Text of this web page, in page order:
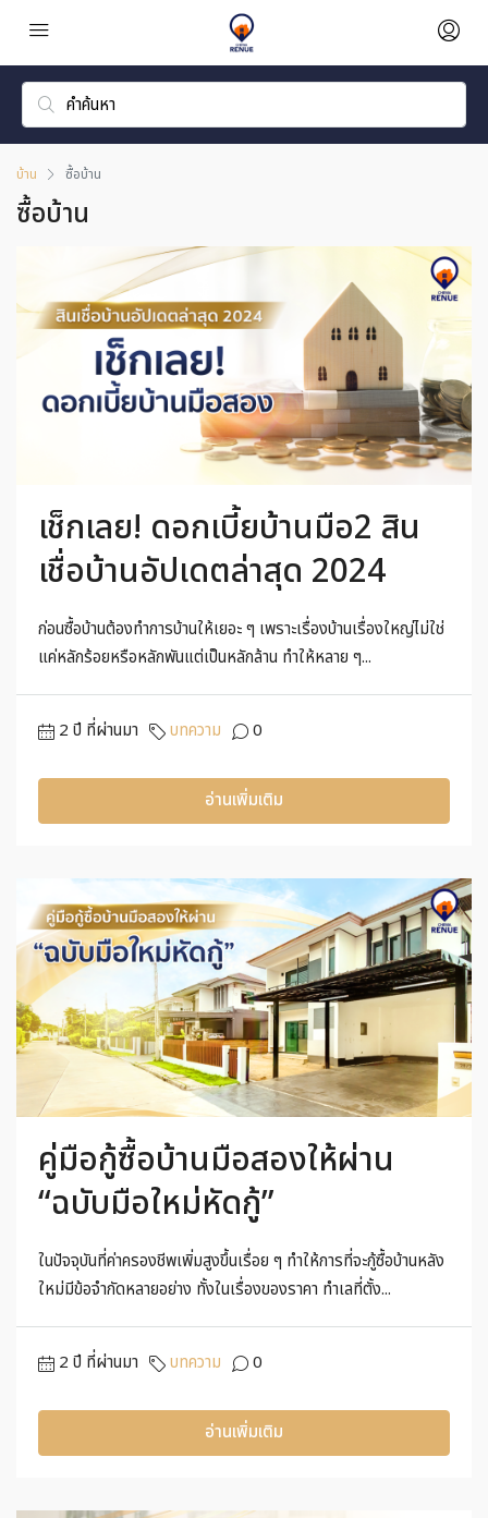
บ้าน ซื้อบ้าน
ซื้อบ้าน
เช็กเลย! ดอกเบี้ยบ้านมือ2 สิน
เชื่อบ้านอัปเดตล่าสุด 2024
ก่อนซื้อบ้านต้องทำการบ้านให้เยอะ ๆ เพราะเรื่องบ้านเรื่องใหญ่ไม่ใช่
แค่หลักร้อยหรือหลักพันแต่เป็นหลักล้าน ทำให้หลาย ๆ...
2 ปี ที่ผ่านมา บทความ 0
อ่านเพิ่มเติม
คู่มือกู้ซื้อบ้านมือสองให้ผ่าน
“ฉบับมือใหม่หัดกู้”
ในปัจจุบันที่ค่าครองชีพเพิ่มสูงขึ้นเรื่อย ๆ ทำให้การที่จะกู้ซื้อบ้านหลัง
ใหม่มีข้อจำกัดหลายอย่าง ทั้งในเรื่องของราคา ทำเลที่ตั้ง...
2 ปี ที่ผ่านมา บทความ 0
อ่านเพิ่มเติม